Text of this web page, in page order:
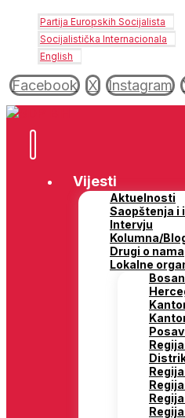
Partija Europskih Socijalista
Socijalistička Internacionala
English
Facebook X Instagram
Vijesti
Aktuelnosti
Saopštenja i
Intervju
Kolumna/
Drugi o nama
Lokalne